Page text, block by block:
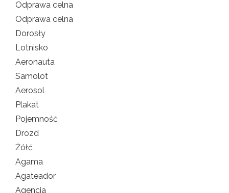
Odprawa celna
Odprawa celna
Dorosły
Lotnisko
Aeronauta
Samolot
Aerosol
Plakat
Pojemność
Drozd
Żółć
Agama
Agateador
Agencja